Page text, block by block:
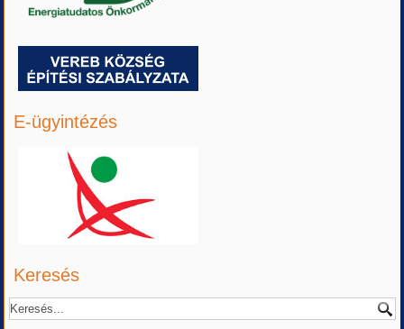
E-ügyintézés
Keresés